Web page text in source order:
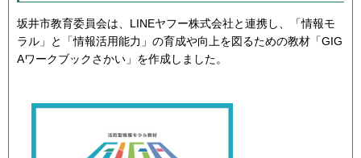
坂井市教育委員会は、LINEヤフー株式会社と連携し、「情報モ
ラル」と「情報活用能力」の育成や向上を図るための教材「GIG
Aワークブックさかい」を作成しました。